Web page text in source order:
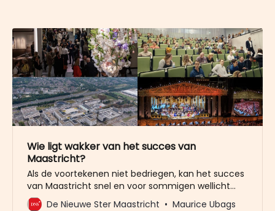
Wie ligt wakker van het succes van
Maastricht?
Als de voortekenen niet bedriegen, kan het succes
van Maastricht snel en voor sommigen wellicht
onverwacht ten einde komen. Rieu is op leeftijd, de
De Nieuwe Ster Maastricht Maurice Ubags